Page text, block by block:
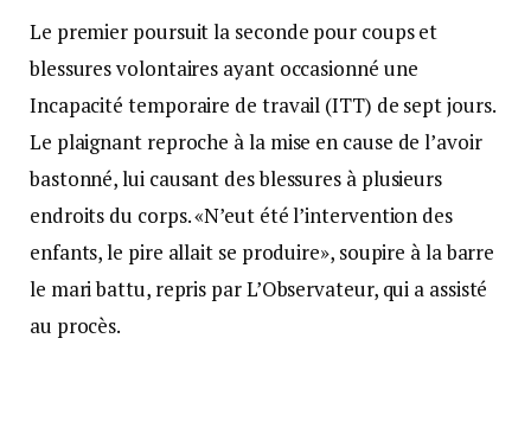
Le premier poursuit la seconde pour coups et
blessures volontaires ayant occasionné une
Incapacité temporaire de travail (ITT) de sept jours.
Le plaignant reproche à la mise en cause de l’avoir
bastonné, lui causant des blessures à plusieurs
endroits du corps. «N’eut été l’intervention des
enfants, le pire allait se produire», soupire à la barre
le mari battu, repris par L’Observateur, qui a assisté
au procès.